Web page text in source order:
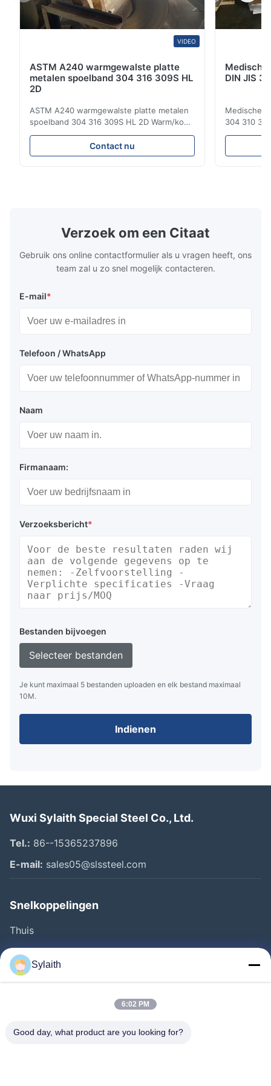
VIDEO
ASTM A240 warmgewalste platte
metalen spoelband 304 316 309S HL
2D
ASTM A240 warmgewalste platte metalen
spoelband 304 316 309S HL 2D Warm/koud
gewalste roestvrijstalen spoelband 304 316
309S 310 310S 316L 321 ASTM A240
Productspecificaties Productnaam Rustvrij
Contact nu
DIN JIS
Medische
304 310
Verzoek om een Citaat
Gebruik ons online contactformulier als u vragen heeft, ons
team zal u zo snel mogelijk contacteren.
E-mail*
Telefoon / WhatsApp
Naam
Firmanaam:
Verzoeksbericht*
Bestanden bijvoegen
Selecteer bestanden
Je kunt maximaal 5 bestanden uploaden en elk bestand maximaal
10M.
Indienen
Wuxi Sylaith Special Steel Co., Ltd.
Tel.: 86--15365237896
E-mail: sales05@slssteel.com
Snelkoppelingen
Thuis
Producten
Videos
Kwaliteitscontrole
Sylaith
6:02 PM
Good day, what product are you looking for?